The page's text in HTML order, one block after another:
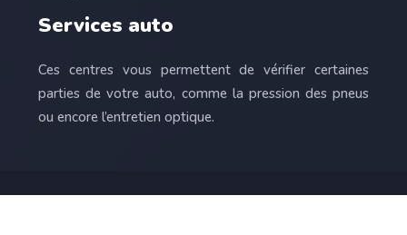
Services auto
Ces centres vous permettent de vérifier certaines
parties de votre auto, comme la pression des pneus
ou encore l’entretien optique.